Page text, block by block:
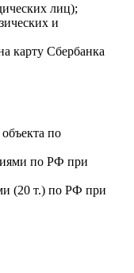
лиц);
и
карту Сбербанка
по
по РФ при
(20 т.) по РФ при